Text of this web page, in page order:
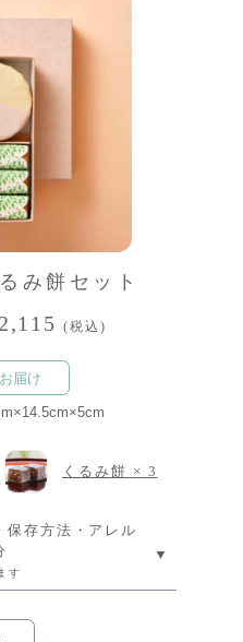
み餅セット
(税込)
届け
くるみ餅 × 3
保存方法・アレル
す